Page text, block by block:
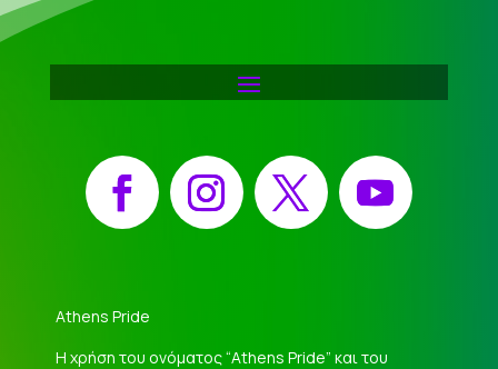
Facebook Instagram X YouTube
Athens Pride
Η χρήση του ονόματος “Athens Pride” και του